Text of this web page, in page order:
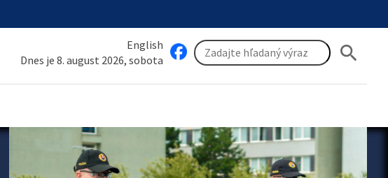
English
Dnes je 8. august 2026, sobota
search